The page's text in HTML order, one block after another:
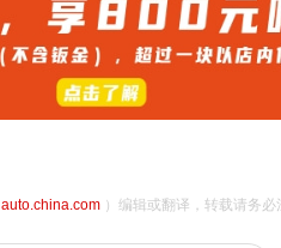
auto.china.com）编辑或翻译，转载请务必